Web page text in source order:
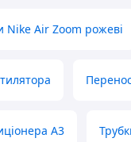
Nike Air Zoom рожеві
А3